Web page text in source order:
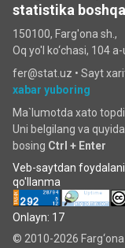
statistika
150100, Farg'ona sh.,
Oq yo'l ko‘chаsi, 104
fer@stat.uz • Sayt
xabar yuboring
Ma`lumotda xato
Uni belgilang va
bosing Ctrl + Enter
Veb-saytdan
qo'llanma
Onlayn: 17
© 2010-2026